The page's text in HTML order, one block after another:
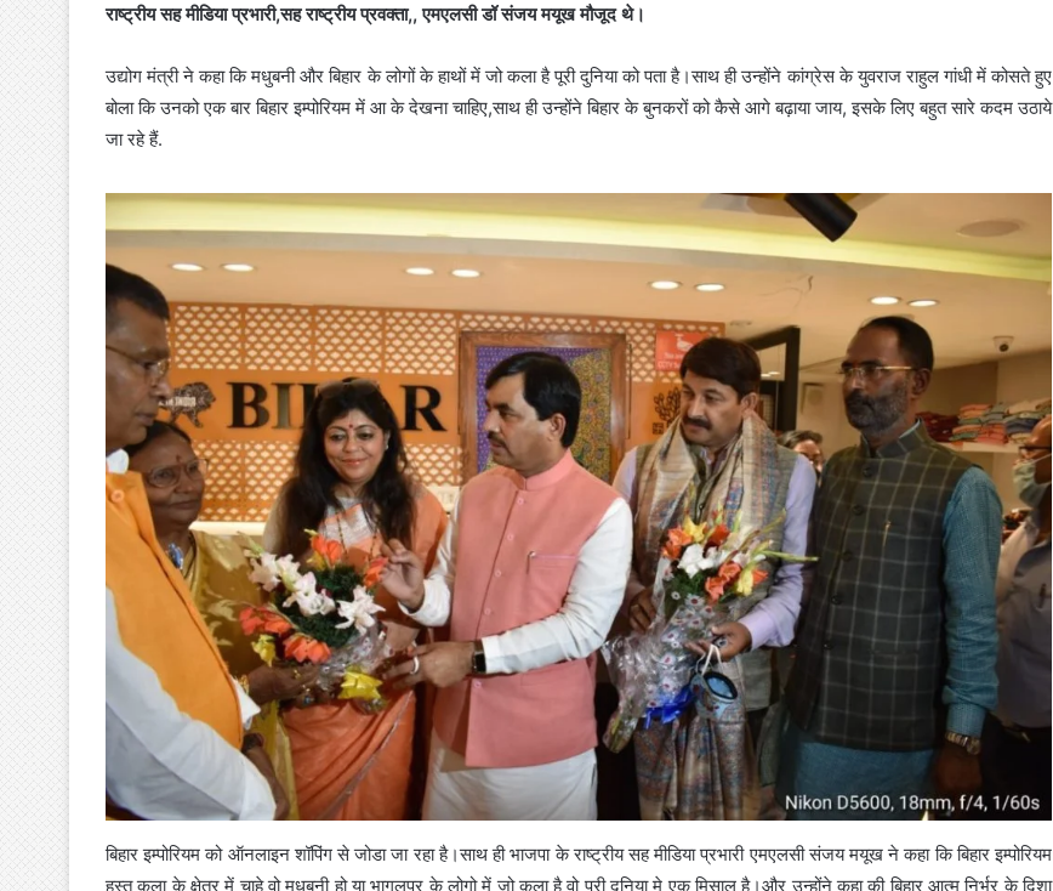
राष्ट्रीय सह मीडिया प्रभारी,सह राष्ट्रीय प्रवक्ता,, एमएलसी डॉ संजय मयूख मौजूद थे।
उद्योग मंत्री ने कहा कि मधुबनी और बिहार के लोगों के हाथों में जो कला है पूरी दुनिया को पता है।साथ ही उन्होंने कांग्रेस के युवराज राहुल गांधी में कोसते हुए
बोला कि उनको एक बार बिहार इम्पोरियम में आ के देखना चाहिए,साथ ही उन्होंने बिहार के बुनकरों को कैसे आगे बढ़ाया जाय, इसके लिए बहुत सारे कदम उठाये
जा रहे हैं.
बिहार इम्पोरियम को ऑनलाइन शॉपिंग से जोडा जा रहा है।साथ ही भाजपा के राष्ट्रीय सह मीडिया प्रभारी एमएलसी संजय मयूख ने कहा कि बिहार इम्पोरियम
हस्त कला के क्षेत्र में चाहे वो मधुबनी हो या भागलपुर के लोगो में जो कला है वो पूरी दुनिया मे एक मिसाल है।और उन्होंने कहा की बिहार आत्म निर्भर के दिशा